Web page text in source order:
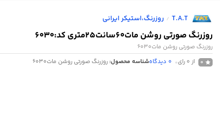
T.A.T
/ روزرنگ،استیکر ایرانی
روزرنگ صورتی روشن مات60سانت25متری کد:6030
روزرنگ صورتی روشن مات6030
0 از 0 رای 0 دیدگاهشناسه محصول:روزرنگ صورتی روشن مات6030